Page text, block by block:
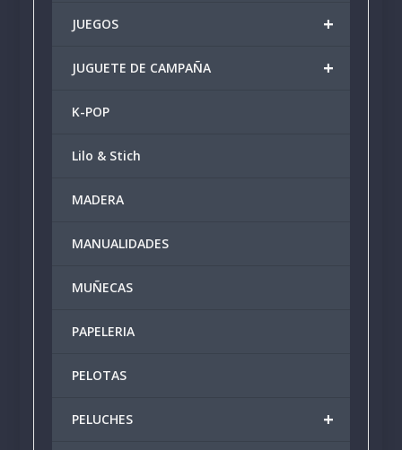
+
JUEGOS
+
JUGUETE DE CAMPAÑA
K-POP
Lilo & Stich
MADERA
MANUALIDADES
MUÑECAS
PAPELERIA
PELOTAS
+
PELUCHES